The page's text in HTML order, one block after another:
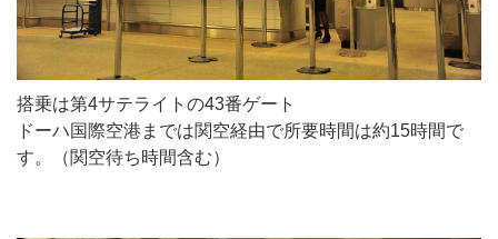
搭乗は第4サテライトの43番ゲート
ドーハ国際空港までは関空経由で所要時間は約15時間で
す。（関空待ち時間含む）